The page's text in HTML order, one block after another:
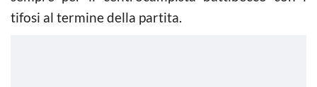
tifosi al termine della partita.